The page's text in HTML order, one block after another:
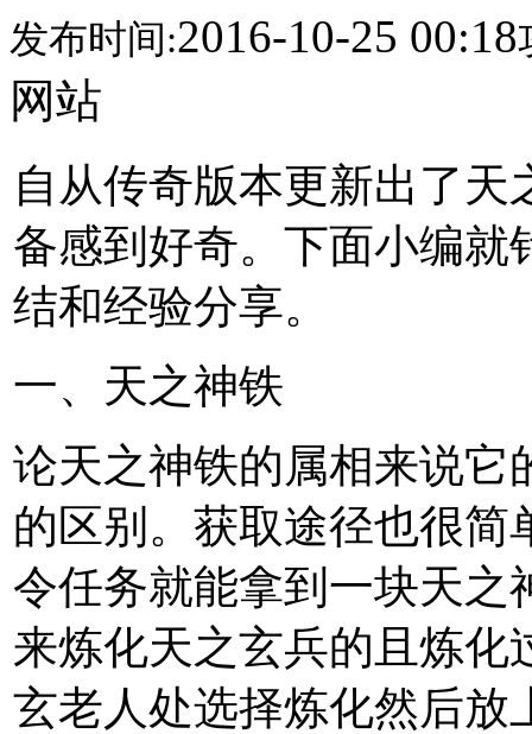
发布时间:2016-10-25 00:18
网站
自从传奇版本更新出了
备感到好奇。下面小编就
结和经验分享。
一、天之神铁
论天之神铁的属相来说它
的区别。获取途径也很简
令任务就能拿到一块天之
来炼化天之玄兵的且炼化
玄老人处选择炼化然后放